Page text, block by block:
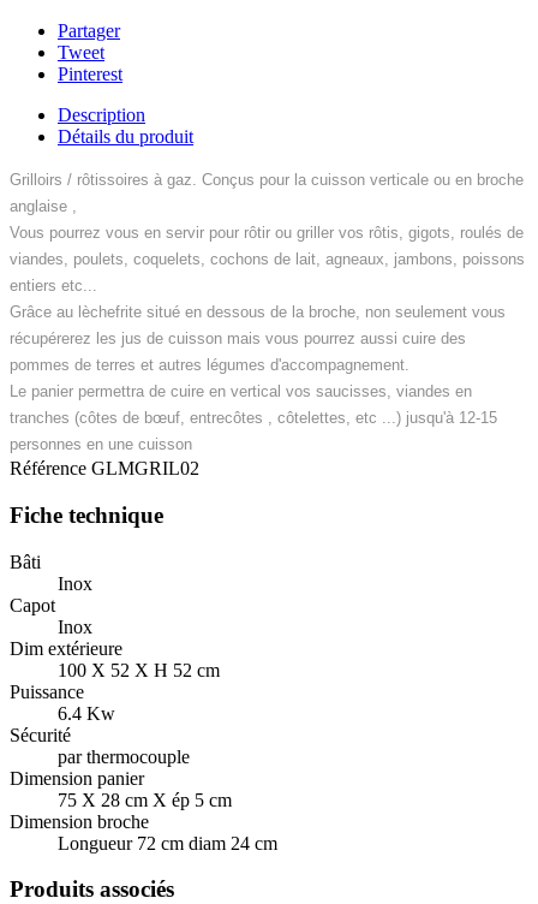
Partager
Tweet
Pinterest
Description
Détails du produit
Grilloirs / rôtissoires à gaz. Conçus pour la cuisson verticale ou en broche
anglaise ,
Vous pourrez vous en servir pour rôtir ou griller vos rôtis, gigots, roulés de
viandes, poulets, coquelets, cochons de lait, agneaux, jambons, poissons
entiers etc...
Grâce au lèchefrite situé en dessous de la broche, non seulement vous
récupérerez les jus de cuisson mais vous pourrez aussi cuire des
pommes de terres et autres légumes d'accompagnement.
Le panier permettra de cuire en vertical vos saucisses, viandes en
tranches (côtes de bœuf, entrecôtes , côtelettes, etc ...) jusqu'à 12-15
personnes en une cuisson
Référence GLMGRIL02
Fiche technique
Bâti
Inox
Capot
Inox
Dim extérieure
100 X 52 X H 52 cm
Puissance
6.4 Kw
Sécurité
par thermocouple
Dimension panier
75 X 28 cm X ép 5 cm
Dimension broche
Longueur 72 cm diam 24 cm
Produits associés